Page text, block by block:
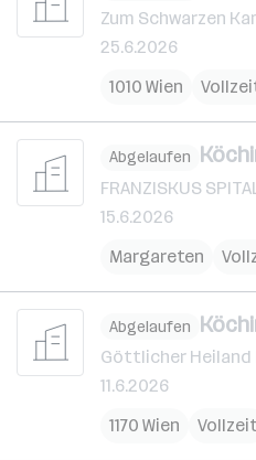
Zum Schwarzen
25.6.2026
1010 Wien
Abgelaufen
FRANZISKUS
15.6.2026
Margareten
Abgelaufen
Göttlicher Heiland
11.6.2026
1170 Wien